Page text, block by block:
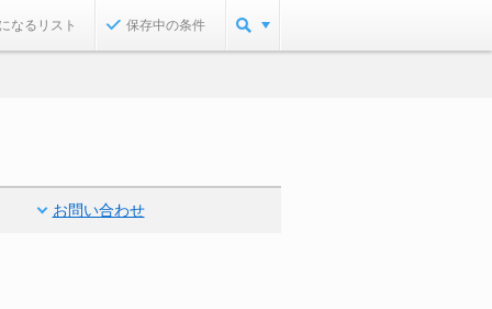
なるリスト 保存中の条件
お問い合わせ